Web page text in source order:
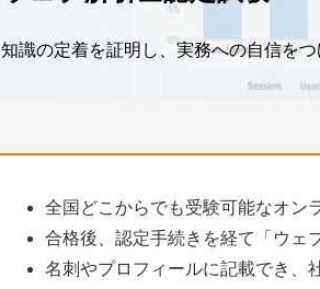
知識の定着を証明し、実務への自信を
全国どこからでも受験可能なオン
合格後、認定手続きを経て「ウェ
名刺やプロフィールに記載でき、